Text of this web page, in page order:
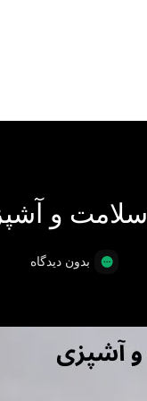
سلامت و
بدون دیدگاه